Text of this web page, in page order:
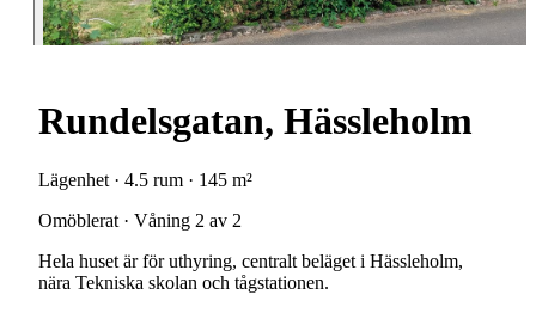
Rundelsgatan, Hässleholm
Lägenhet · 4.5 rum · 145 m²
Omöblerat · Våning 2 av 2
Hela huset är för uthyring, centralt beläget i Hässleholm,
nära Tekniska skolan och tågstationen.